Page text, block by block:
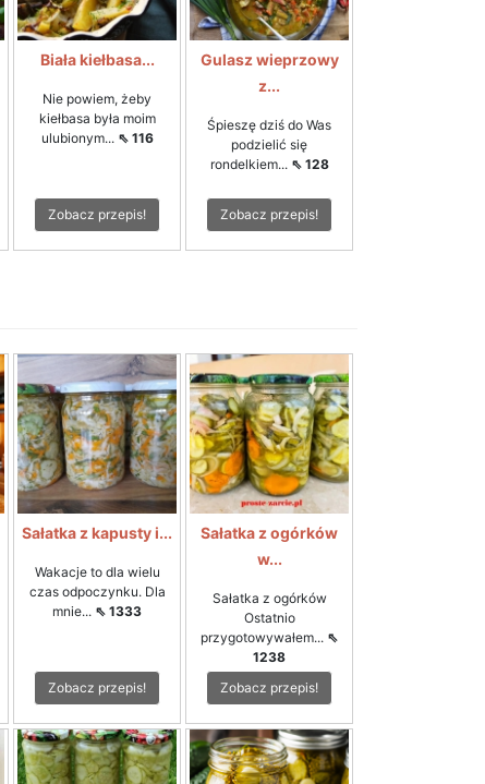
Biała kiełbasa...
Nie powiem, żeby
kiełbasa była moim
ulubionym... ⇖ 116
Zobacz przepis!
Gulasz wieprzowy
z...
Śpieszę dziś do Was
podzielić się
rondelkiem... ⇖ 128
Zobacz przepis!
Sałatka z kapusty i...
Wakacje to dla wielu
czas odpoczynku. Dla
mnie... ⇖ 1333
Zobacz przepis!
Sałatka z ogórków
w...
Sałatka z ogórków
Ostatnio
przygotowywałem... ⇖
1238
Zobacz przepis!